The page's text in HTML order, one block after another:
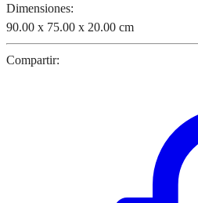
Dimensiones:
90.00 x 75.00 x 20.00 cm
Compartir: